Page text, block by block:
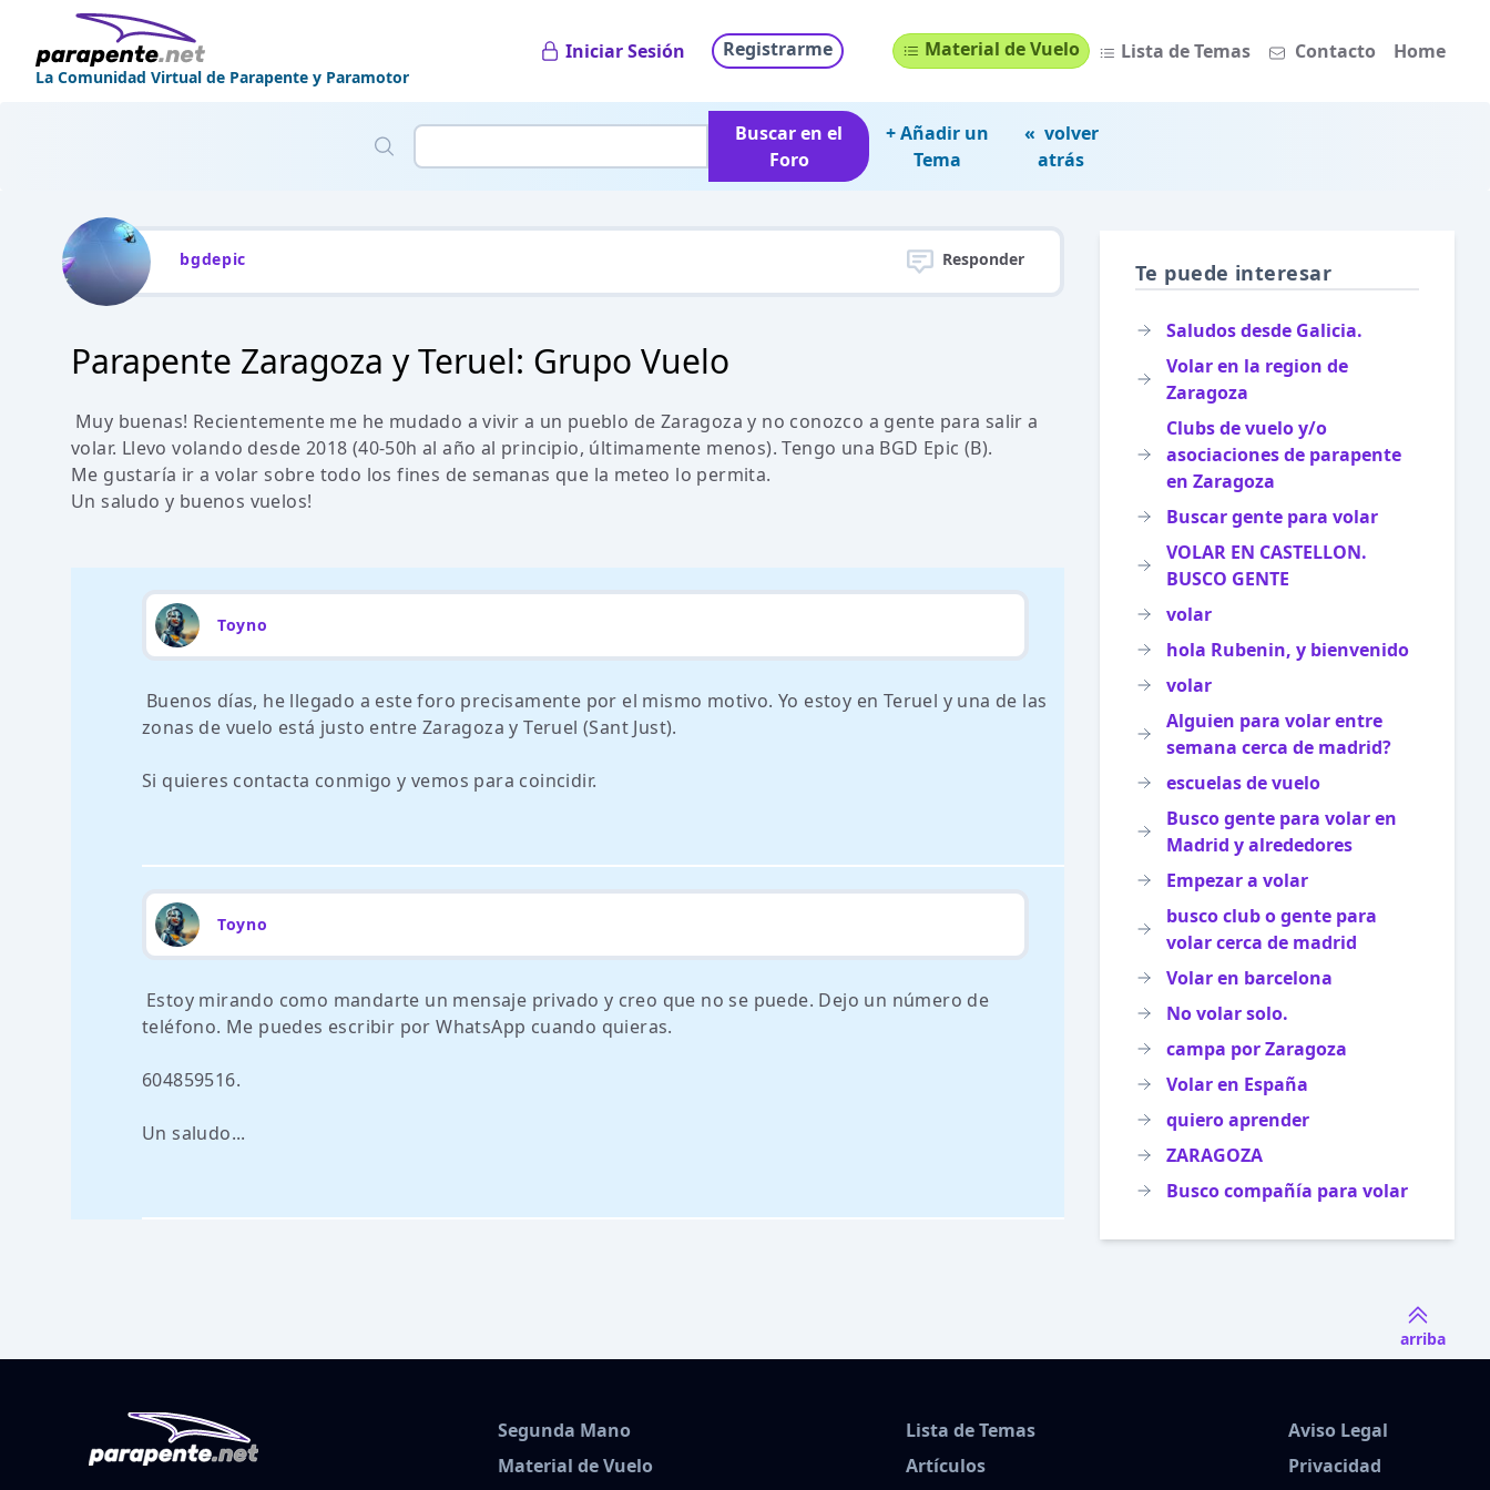
La Comunidad Virtual de Parapente y Paramotor
Iniciar Sesión Registrarme Material de Vuelo Lista de Temas Contacto Home
Buscar en el
Foro
+ Añadir un
Tema
« volver
atrás
bgdepic Responder
Parapente Zaragoza y Teruel: Grupo Vuelo
Muy buenas! Recientemente me he mudado a vivir a un pueblo de Zaragoza y no conozco a gente para salir a
volar. Llevo volando desde 2018 (40-50h al año al principio, últimamente menos). Tengo una BGD Epic (B).
Me gustaría ir a volar sobre todo los fines de semanas que la meteo lo permita.
Un saludo y buenos vuelos!
Toyno
Buenos días, he llegado a este foro precisamente por el mismo motivo. Yo estoy en Teruel y una de las
zonas de vuelo está justo entre Zaragoza y Teruel (Sant Just).
Si quieres contacta conmigo y vemos para coincidir.
Toyno
Estoy mirando como mandarte un mensaje privado y creo que no se puede. Dejo un número de
teléfono. Me puedes escribir por WhatsApp cuando quieras.
604859516.
Un saludo...
Te puede interesar
Saludos desde Galicia.
Volar en la region de
Zaragoza
Clubs de vuelo y/o
asociaciones de parapente
en Zaragoza
Buscar gente para volar
VOLAR EN CASTELLON.
BUSCO GENTE
volar
hola Rubenin, y bienvenido
volar
Alguien para volar entre
semana cerca de madrid?
escuelas de vuelo
Busco gente para volar en
Madrid y alrededores
Empezar a volar
busco club o gente para
volar cerca de madrid
Volar en barcelona
No volar solo.
campa por Zaragoza
Volar en España
quiero aprender
ZARAGOZA
Busco compañía para volar
arriba
Segunda Mano
Material de Vuelo
Lista de Temas
Artículos
Aviso Legal
Privacidad